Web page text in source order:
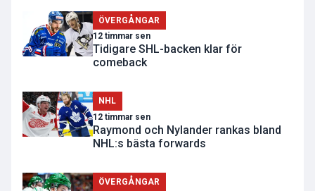
ÖVERGÅNGAR
12 timmar sen
Tidigare SHL-backen klar för
comeback
NHL
12 timmar sen
Raymond och Nylander rankas bland
NHL:s bästa forwards
ÖVERGÅNGAR